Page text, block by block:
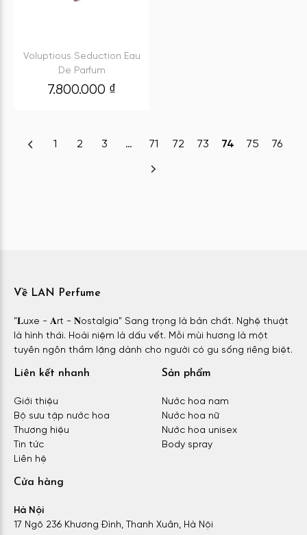
Voluptious Seduction Eau
De Parfum
7.800.000 ₫
1 2 3 … 71 72 73 74 75 76
Về LAN Perfume
"𝐋uxe - 𝐀rt - 𝐍ostalgia" Sang trọng là bản chất. Nghệ thuật
là hình thái. Hoài niệm là dấu vết. Mỗi mùi hương là một
tuyên ngôn thầm lặng dành cho người có gu sống riêng biệt.
Liên kết nhanh
Giới thiệu
Bộ sưu tập nước hoa
Thương hiệu
Tin tức
Liên hệ
Sản phẩm
Nước hoa nam
Nước hoa nữ
Nước hoa unisex
Body spray
Cửa hàng
Hà Nội
17 Ngõ 236 Khương Đình, Thanh Xuân, Hà Nội